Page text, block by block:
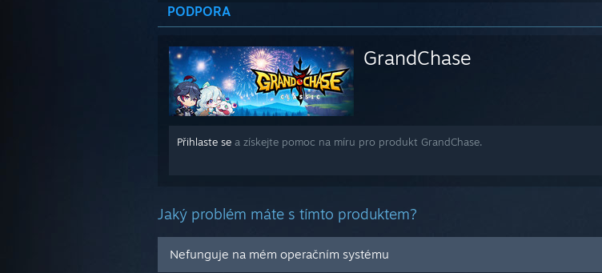
PODPORA
GrandChase
Přihlaste se a získejte pomoc na míru pro produkt GrandChase.
Jaký problém máte s tímto produktem?
Nefunguje na mém operačním systému